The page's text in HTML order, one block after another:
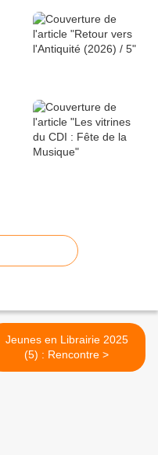
Jeunes en Librairie 2025
(5) : Rencontre >